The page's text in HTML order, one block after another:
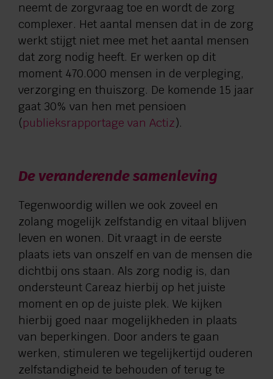
neemt de zorgvraag toe en wordt de zorg
complexer. Het aantal mensen dat in de zorg
werkt stijgt niet mee met het aantal mensen
dat zorg nodig heeft. Er werken op dit
moment 470.000 mensen in de verpleging,
verzorging en thuiszorg. De komende 15 jaar
gaat 30% van hen met pensioen
(publieksrapportage van Actiz).
De veranderende samenleving
Tegenwoordig willen we ook zoveel en
zolang mogelijk zelfstandig en vitaal blijven
leven en wonen. Dit vraagt in de eerste
plaats iets van onszelf en van de mensen die
dichtbij ons staan. Als zorg nodig is, dan
ondersteunt Careaz hierbij op het juiste
moment en op de juiste plek. We kijken
hierbij goed naar mogelijkheden in plaats
van beperkingen. Door anders te gaan
werken, stimuleren we tegelijkertijd ouderen
zelfstandigheid te behouden of terug te